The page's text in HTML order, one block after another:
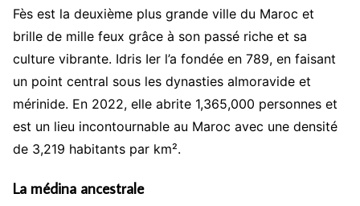
Fès est la deuxième plus grande ville du Maroc et
brille de mille feux grâce à son passé riche et sa
culture vibrante. Idris Ier l’a fondée en 789, en faisant
un point central sous les dynasties almoravide et
mérinide. En 2022, elle abrite 1,365,000 personnes et
est un lieu incontournable au Maroc avec une densité
de 3,219 habitants par km².
La médina ancestrale